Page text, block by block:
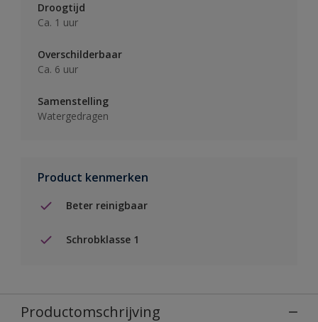
Droogtijd
Ca. 1 uur
Overschilderbaar
Ca. 6 uur
Samenstelling
Watergedragen
Product kenmerken
Beter reinigbaar
Schrobklasse 1
Productomschrijving